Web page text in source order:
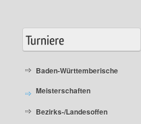
Baden-Württemberische
Meisterschaften
Bezirks-/Landesoffen